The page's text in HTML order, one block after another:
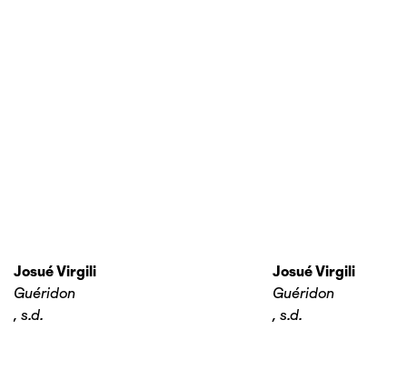
Josué Virgili
Guéridon
, s.d.
Josué Virgili
Guéridon
, s.d.